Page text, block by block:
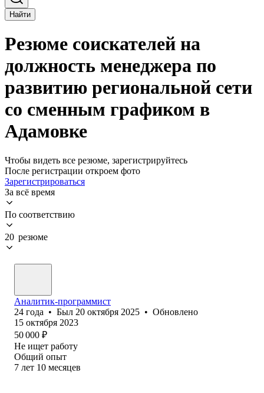
Найти
Резюме соискателей на
должность менеджера по
развитию региональной сети
со сменным графиком в
Адамовке
Чтобы видеть все резюме, зарегистрируйтесь
После регистрации откроем фото
Зарегистрироваться
За всё время
По соответствию
20 резюме
Аналитик-программист
24 года • Был 20 октября 2025 • Обновлено
15 октября 2023
50 000 ₽
Не ищет работу
Общий опыт
7 лет 10 месяцев